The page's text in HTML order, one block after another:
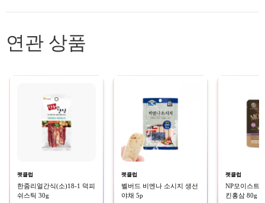
연관 상품
펫클럽
한줌리얼간식(소)18-1 덕피
쉬스틱 30g
펫클럽
벨버드 비엔나 소시지 생선
야채 5p
펫클럽
NP모이스트
킨홍삼 80g